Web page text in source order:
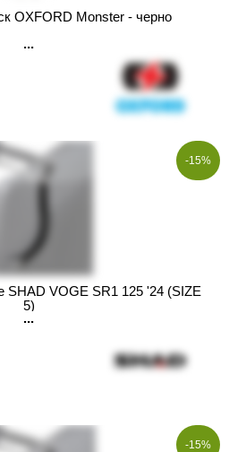
OXFORD Monster - черно
-15%
SHAD VOGE SR1 125 '24 (SIZE
5)
-15%